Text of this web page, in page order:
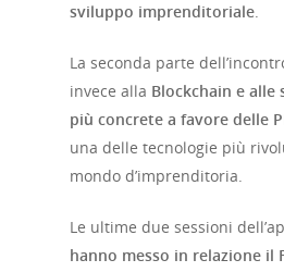
sviluppo imprenditoriale.
La seconda parte
invece alla Blockchain e alle
più concrete a favore delle
una delle tecnologie più
mondo d’imprenditoria.
Le ultime due sessioni
hanno messo in relazione il